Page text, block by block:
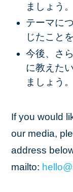
ましょう。
テーマに
じたこと
今後、さ
に教えた
ましょう。
If you would
our media,
address
mailto: hello